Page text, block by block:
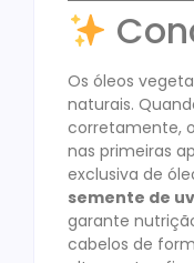
Os óleos
naturais.
corretamente,
nas primeiras
exclusiva de
semente de
garante
cabelos de